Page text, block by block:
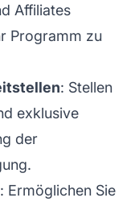
Affiliates
Programm zu
: Stellen
exklusive
der
: Ermöglichen Sie